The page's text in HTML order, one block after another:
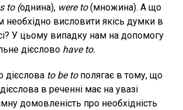
to (однина), were to(множина). А що
необхідно висловити якісь думки в
У цьому випадку нам на допомогу
дієслово have to.
дієслова to be toполягає в тому, що
в реченні має на увазі
домовленість про необхідність